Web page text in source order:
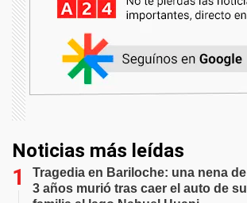
Noticias más leídas
Tragedia en Bariloche: una nena de
3 años murió tras caer el auto de su